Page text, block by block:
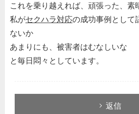
これを乗り越えれば、頑張った、素
私がセクハラ対応の成功事例として
ないか
あまりにも、被害者はむなしいな
と毎日悶々としています。
返信